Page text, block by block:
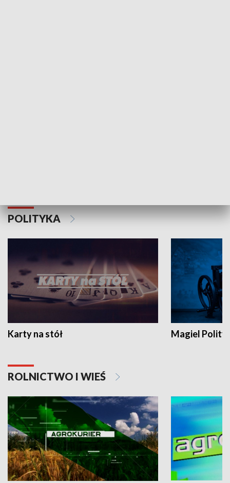
POLITYKA
Karty na stół Magiel
ROLNICTWO I WIEŚ